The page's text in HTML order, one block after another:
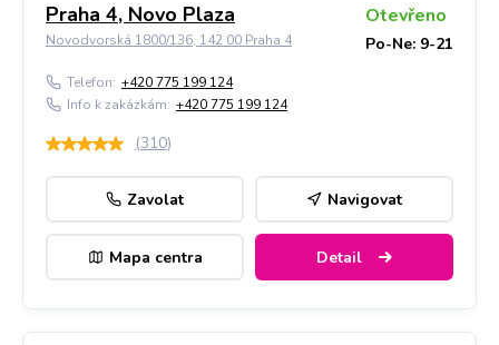
Praha 4, Novo Plaza
Novodvorská 1800/136, 142 00 Praha 4
Otevřeno
Po-Ne: 9-21
Telefon: +420 775 199 124
Info k zakázkám: +420 775 199 124
(310)
Zavolat Navigovat
Mapa centra Detail